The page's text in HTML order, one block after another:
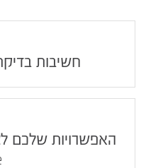
חשיבות